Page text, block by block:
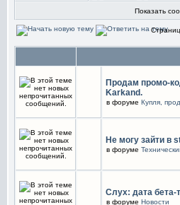
Показать
Продам промо-
Karkand.
в форуме Купля,
Не могу зайти в
в форуме
Слух: дата бета-
в форуме Новости